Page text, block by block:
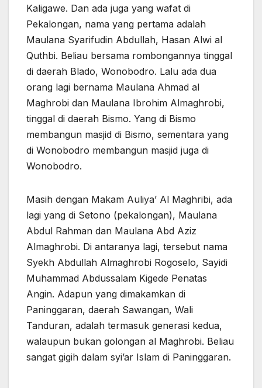
Kaligawe. Dan ada juga yang wafat di
Pekalongan, nama yang pertama adalah
Maulana Syarifudin Abdullah, Hasan Alwi al
Quthbi. Beliau bersama rombongannya tinggal
di daerah Blado, Wonobodro. Lalu ada dua
orang lagi bernama Maulana Ahmad al
Maghrobi dan Maulana Ibrohim Almaghrobi,
tinggal di daerah Bismo. Yang di Bismo
membangun masjid di Bismo, sementara yang
di Wonobodro membangun masjid juga di
Wonobodro.
Masih dengan Makam Auliya’ Al Maghribi, ada
lagi yang di Setono (pekalongan), Maulana
Abdul Rahman dan Maulana Abd Aziz
Almaghrobi. Di antaranya lagi, tersebut nama
Syekh Abdullah Almaghrobi Rogoselo, Sayidi
Muhammad Abdussalam Kigede Penatas
Angin. Adapun yang dimakamkan di
Paninggaran, daerah Sawangan, Wali
Tanduran, adalah termasuk generasi kedua,
walaupun bukan golongan al Maghrobi. Beliau
sangat gigih dalam syi’ar Islam di Paninggaran.